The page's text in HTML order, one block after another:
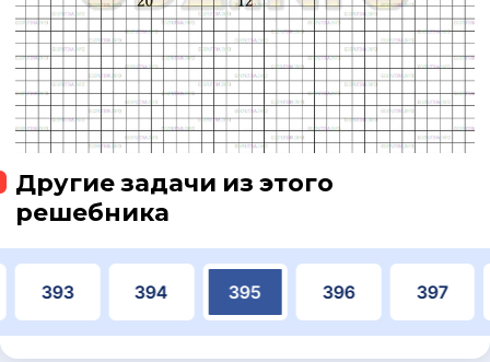
Другие задачи из этого
решебника
393 394 395 396 397